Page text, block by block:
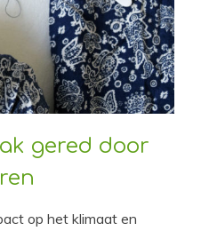
gered door
op het klimaat en